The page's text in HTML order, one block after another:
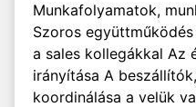
Munkafolyamatok,
Szoros
a sales kollegákkal Az
irányítása A
koordinálása a velük